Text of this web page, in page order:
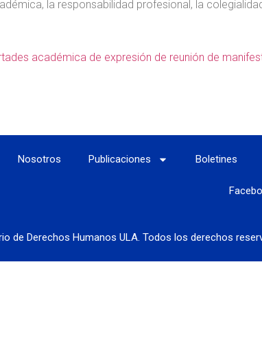
la responsabilidad profesional, la
académica de expresión de reunión de
Nosotros Publicaciones Boletines
de Derechos Humanos ULA. Todos los derechos